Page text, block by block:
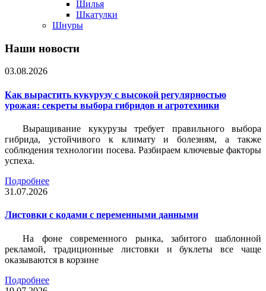
Шилья
Шкатулки
Шнуры
Наши новости
03.08.2026
Как вырастить кукурузу с высокой регулярностью
урожая: секреты выбора гибридов и агротехники
Выращивание кукурузы требует правильного выбора
гибрида, устойчивого к климату и болезням, а также
соблюдения технологии посева. Разбираем ключевые факторы
успеха.
Подробнее
31.07.2026
Листовки c кодами с переменными данными
На фоне современного рынка, забитого шаблонной
рекламой, традиционные листовки и буклеты все чаще
оказываются в корзине
Подробнее